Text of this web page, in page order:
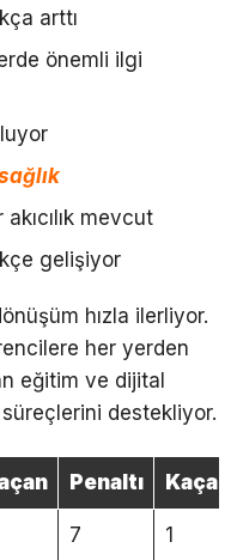
arttı
önemli ilgi
mevcut
gelişiyor
hızla ilerliyor.
her yerden
eğitim ve dijital
destekliyor.
Penaltı Kaçan
7 1